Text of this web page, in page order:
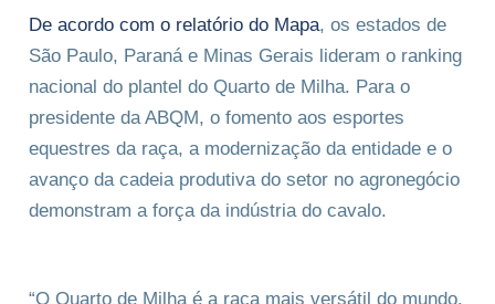
De acordo com o relatório do Mapa, os estados de
São Paulo, Paraná e Minas Gerais lideram o ranking
nacional do plantel do Quarto de Milha. Para o
presidente da ABQM, o fomento aos esportes
equestres da raça, a modernização da entidade e o
avanço da cadeia produtiva do setor no agronegócio
demonstram a força da indústria do cavalo.
“O Quarto de Milha é a raça mais versátil do mundo.